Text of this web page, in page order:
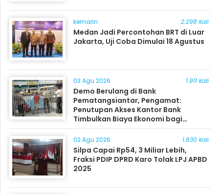
kemarin 2.298 kali
Medan Jadi Percontohan BRT di Luar
Jakarta, Uji Coba Dimulai 18 Agustus
03 Agu 2026 1.911 kali
Demo Berulang di Bank
Pematangsiantar, Pengamat:
Penutupan Akses Kantor Bank
Timbulkan Biaya Ekonomi bagi
Masyarakat
02 Agu 2026 1.830 kali
Silpa Capai Rp54, 3 Miliar Lebih,
Fraksi PDIP DPRD Karo Tolak LPJ APBD
2025